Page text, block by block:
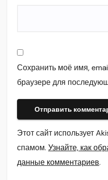
Сохранить моё имя,
браузере для
Этот сайт использует
спамом. Узнайте, как
данные комментариев.